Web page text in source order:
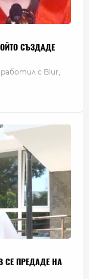
СЪЗДАДЕ
с Blur,
СЕ ПРЕДАДЕ НА